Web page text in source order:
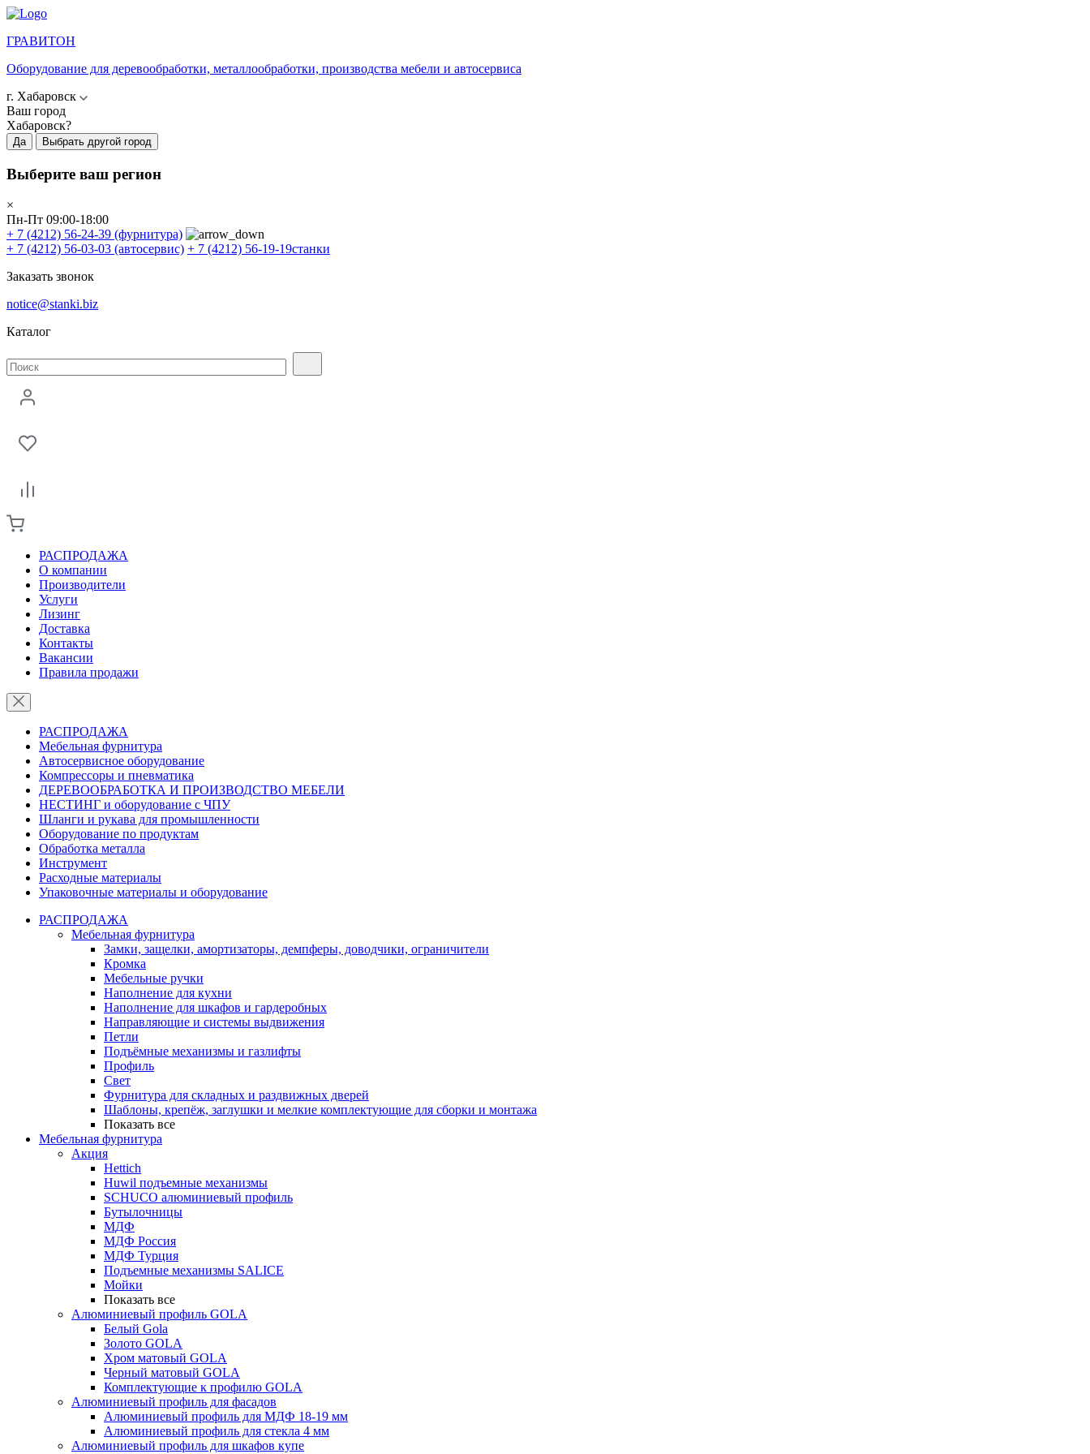
ГРАВИТОН
Оборудование для деревообработки, металлообработки, производства мебели и автосервиса
г. Хабаровск
Ваш город
Хабаровск?
Да Выбрать другой город
Выберите ваш регион
×
Пн-Пт 09:00-18:00
+ 7 (4212) 56-24-39 (фурнитура)
+ 7 (4212) 56-03-03 (автосервис) + 7 (4212) 56-19-19станки
Заказать звонок
notice@stanki.biz
Каталог
РАСПРОДАЖА
О компании
Производители
Услуги
Лизинг
Доставка
Контакты
Вакансии
Правила продажи
РАСПРОДАЖА
Мебельная фурнитура
Автосервисное оборудование
Компрессоры и пневматика
ДЕРЕВООБРАБОТКА И ПРОИЗВОДСТВО МЕБЕЛИ
НЕСТИНГ и оборудование с ЧПУ
Шланги и рукава для промышленности
Оборудование по продуктам
Обработка металла
Инструмент
Расходные материалы
Упаковочные материалы и оборудование
РАСПРОДАЖА
Мебельная фурнитура
Замки, защелки, амортизаторы, демпферы, доводчики, ограничители
Кромка
Мебельные ручки
Наполнение для кухни
Наполнение для шкафов и гардеробных
Направляющие и системы выдвижения
Петли
Подъёмные механизмы и газлифты
Профиль
Свет
Фурнитура для складных и раздвижных дверей
Шаблоны, крепёж, заглушки и мелкие комплектующие для сборки и монтажа
Показать все
Мебельная фурнитура
Акция
Hettich
Huwil подъемные механизмы
SCHUCO алюминиевый профиль
Бутылочницы
МДФ
МДФ Россия
МДФ Турция
Подъемные механизмы SALICE
Мойки
Показать все
Алюминиевый профиль GOLA
Белый Gola
Золото GOLA
Хром матовый GOLA
Черный матовый GOLA
Комплектующие к профилю GOLA
Алюминиевый профиль для фасадов
Алюминиевый профиль для МДФ 18-19 мм
Алюминиевый профиль для стекла 4 мм
Алюминиевый профиль для шкафов купе